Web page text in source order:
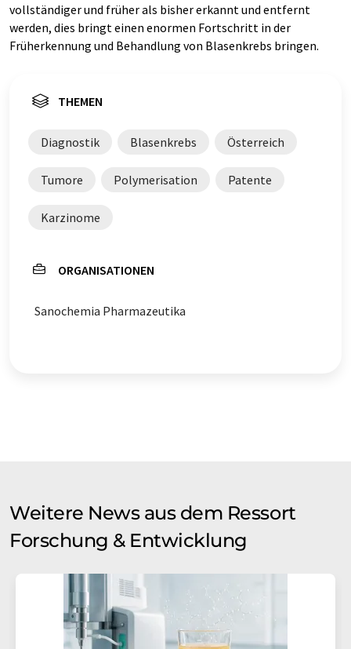
vollständiger und früher als bisher erkannt und entfernt
werden, dies bringt einen enormen Fortschritt in der
Früherkennung und Behandlung von Blasenkrebs bringen.
THEMEN
Diagnostik Blasenkrebs Österreich
Tumore Polymerisation Patente
Karzinome
ORGANISATIONEN
Sanochemia Pharmazeutika
Weitere News aus dem Ressort
Forschung & Entwicklung